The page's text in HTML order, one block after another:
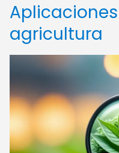
Aplicaciones
agricultura